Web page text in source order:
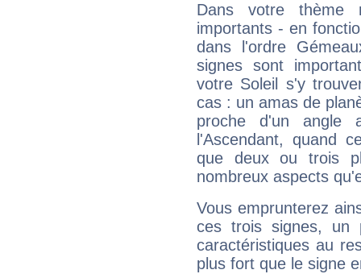
Dans votre thème
importants - en
dans l'ordre
signes sont
votre Soleil s'y
cas : un amas de
proche d'un
l'Ascendant, quand
que deux ou trois
nombreux aspects
Vous emprunterez
ces trois signes, un
caractéristiques au
plus fort que le signe